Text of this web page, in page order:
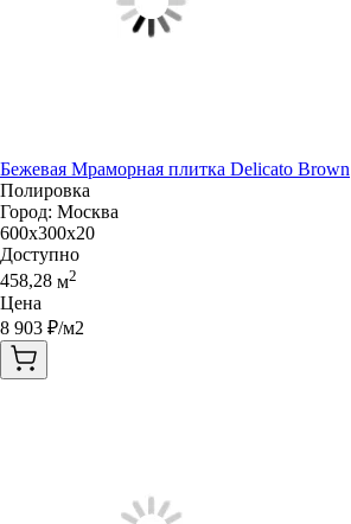
Бежевая Мраморная плитка Delicato Brown
Полировка
Город: Москва
600x300x20
Доступно
458,28 м2
Цена
8 903 ₽/м2